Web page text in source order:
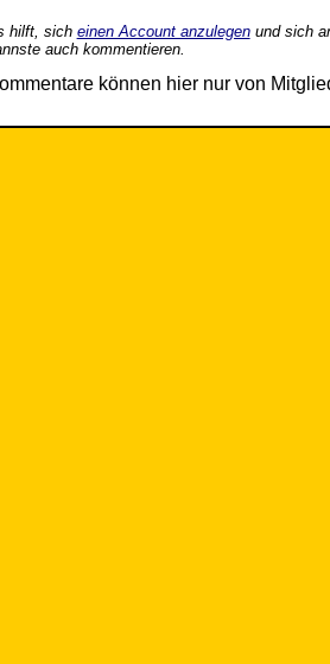
hilft, sich einen Account anzulegenund sich
auch kommentieren.
können hier nur von